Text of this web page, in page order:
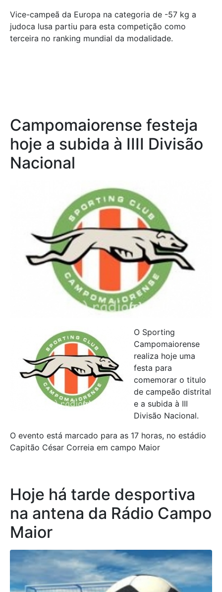
Vice-campeã da Europa na categoria de -57 kg a
judoca lusa partiu para esta competição como
terceira no ranking mundial da modalidade.
Campomaiorense festeja
hoje a subida à IIII Divisão
Nacional
O Sporting
Campomaiorense
realiza hoje uma
festa para
comemorar o titulo
de campeão distrital
e a subida à III
Divisão Nacional.
O evento está marcado para as 17 horas, no estádio
Capitão César Correia em campo Maior
Hoje há tarde desportiva
na antena da Rádio Campo
Maior